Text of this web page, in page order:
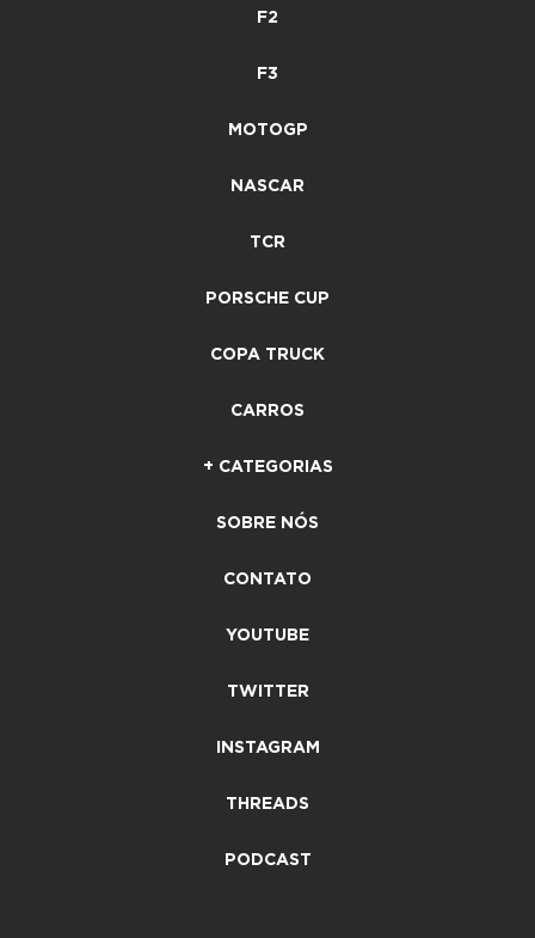
F2
F3
MOTOGP
NASCAR
TCR
PORSCHE CUP
COPA TRUCK
CARROS
+ CATEGORIAS
SOBRE NÓS
CONTATO
YOUTUBE
TWITTER
INSTAGRAM
THREADS
PODCAST